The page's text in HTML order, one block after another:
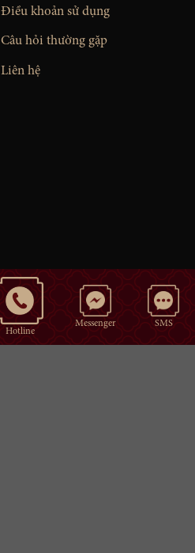
Điều khoản sử dụng
Câu hỏi thường gặp
Liên hệ
Hotline
Messenger SMS